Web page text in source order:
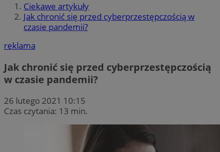
Ciekawe artykuły
Jak chronić się przed cyberprzestępczością w
czasie pandemii?
reklama
Jak chronić się przed cyberprzestępczością
w czasie pandemii?
26 lutego 2021 10:15
Czas czytania: 13 min.